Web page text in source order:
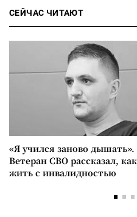
СЕЙЧАС ЧИТАЮТ
«Я учился заново дышать».
Ветеран СВО рассказал, как
жить с инвалидностью